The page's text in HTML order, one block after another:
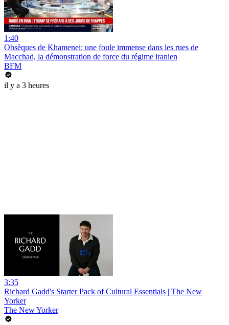
1:40
Obsèques de Khamenei: une foule immense dans les rues de
Macchad, la démonstration de force du régime iranien
BFM
il y a 3 heures
3:35
Richard Gadd's Starter Pack of Cultural Essentials | The New
Yorker
The New Yorker